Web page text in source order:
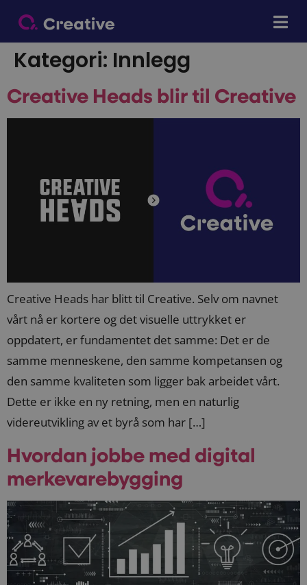
Kategori: Innlegg
Creative Heads blir til Creative
Creative Heads har blitt til Creative. Selv om navnet
vårt nå er kortere og det visuelle uttrykket er
oppdatert, er fundamentet det samme: Det er de
samme menneskene, den samme kompetansen og
den samme kvaliteten som ligger bak arbeidet vårt.
Dette er ikke en ny retning, men en naturlig
videreutvikling av et byrå som har […]
Hvordan jobbe med digital
merkevarebygging